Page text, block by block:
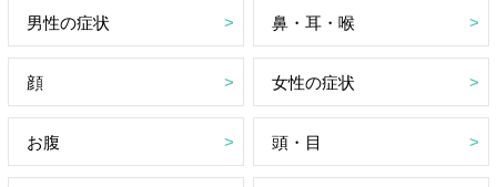
男性の症状 鼻・耳・喉
顔 女性の症状
お腹 頭・目